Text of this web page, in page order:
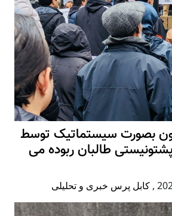
بصورت سیستماتیک توسط
طالبان ربوده می
, کابل پرس خبری و تحلیلی